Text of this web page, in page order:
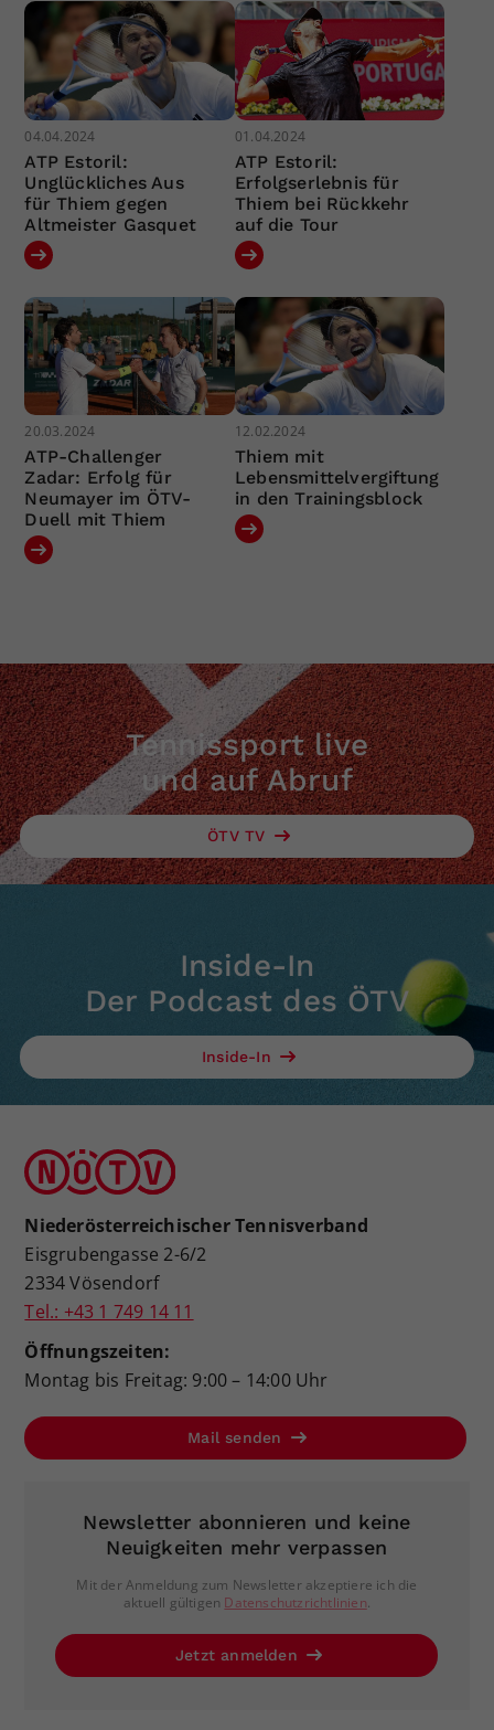
04.04.2024
ATP Estoril:
Unglückliches Aus
für Thiem gegen
Altmeister Gasquet
01.04.2024
ATP Estoril:
Erfolgserlebnis für
Thiem bei Rückkehr
auf die Tour
20.03.2024
ATP-Challenger
Zadar: Erfolg für
Neumayer im ÖTV-
Duell mit Thiem
12.02.2024
Thiem mit
Lebensmittelvergiftung
in den Trainingsblock
Tennissport live
und auf Abruf
ÖTV TV
Inside-In
Der Podcast des ÖTV
Inside-In
Niederösterreichischer Tennisverband
Eisgrubengasse 2-6/2
2334 Vösendorf
Tel.: +43 1 749 14 11
Öffnungszeiten:
Montag bis Freitag: 9:00 – 14:00 Uhr
Mail senden
Newsletter abonnieren und keine
Neuigkeiten mehr verpassen
Mit der Anmeldung zum Newsletter akzeptiere ich die
aktuell gültigen Datenschutzrichtlinien.
Jetzt anmelden